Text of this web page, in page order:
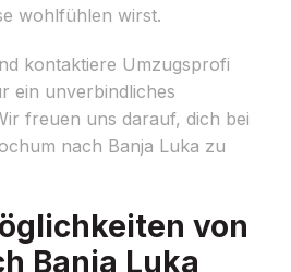
wohlfühlen wirst.
kontaktiere Umzugsprofi
ein unverbindliches
freuen uns darauf, dich bei
nach Banja Luka zu
von
Banja Luka